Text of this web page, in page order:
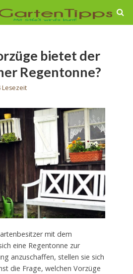
bietet der
Regentonne?
Lesezeit
mit dem
eine Regentonne zur
anzuschaffen, stellen sie sich
die Frage, welchen Vorzüge